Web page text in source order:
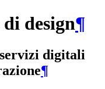
design¶
digitali
¶